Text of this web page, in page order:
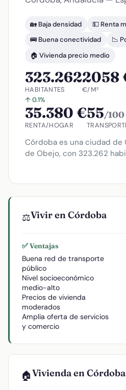
🏡 Baja densidad
💵 Renta
🚌 Buena conectividad
📉
🏠 Vivienda precio medio
323.262
HABITANTES
↑ 0.1%
2058
€/M²
35.380 €
RENTA/HOGAR
55/100
Córdoba es una ciudad de
de Obejo, con 323.262
⚖️Vivir en Córdoba
✅ Ventajas
Buena red de transporte
público
Nivel socioeconómico
medio-alto
Precios de vivienda
moderados
Amplia oferta de servicios
y comercio
🏠Vivienda en Córdoba